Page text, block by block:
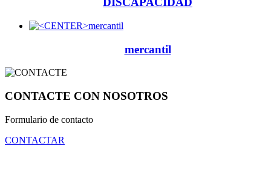
mercantil
CONTACTE CON NOSOTROS
Formulario de contacto
CONTACTAR